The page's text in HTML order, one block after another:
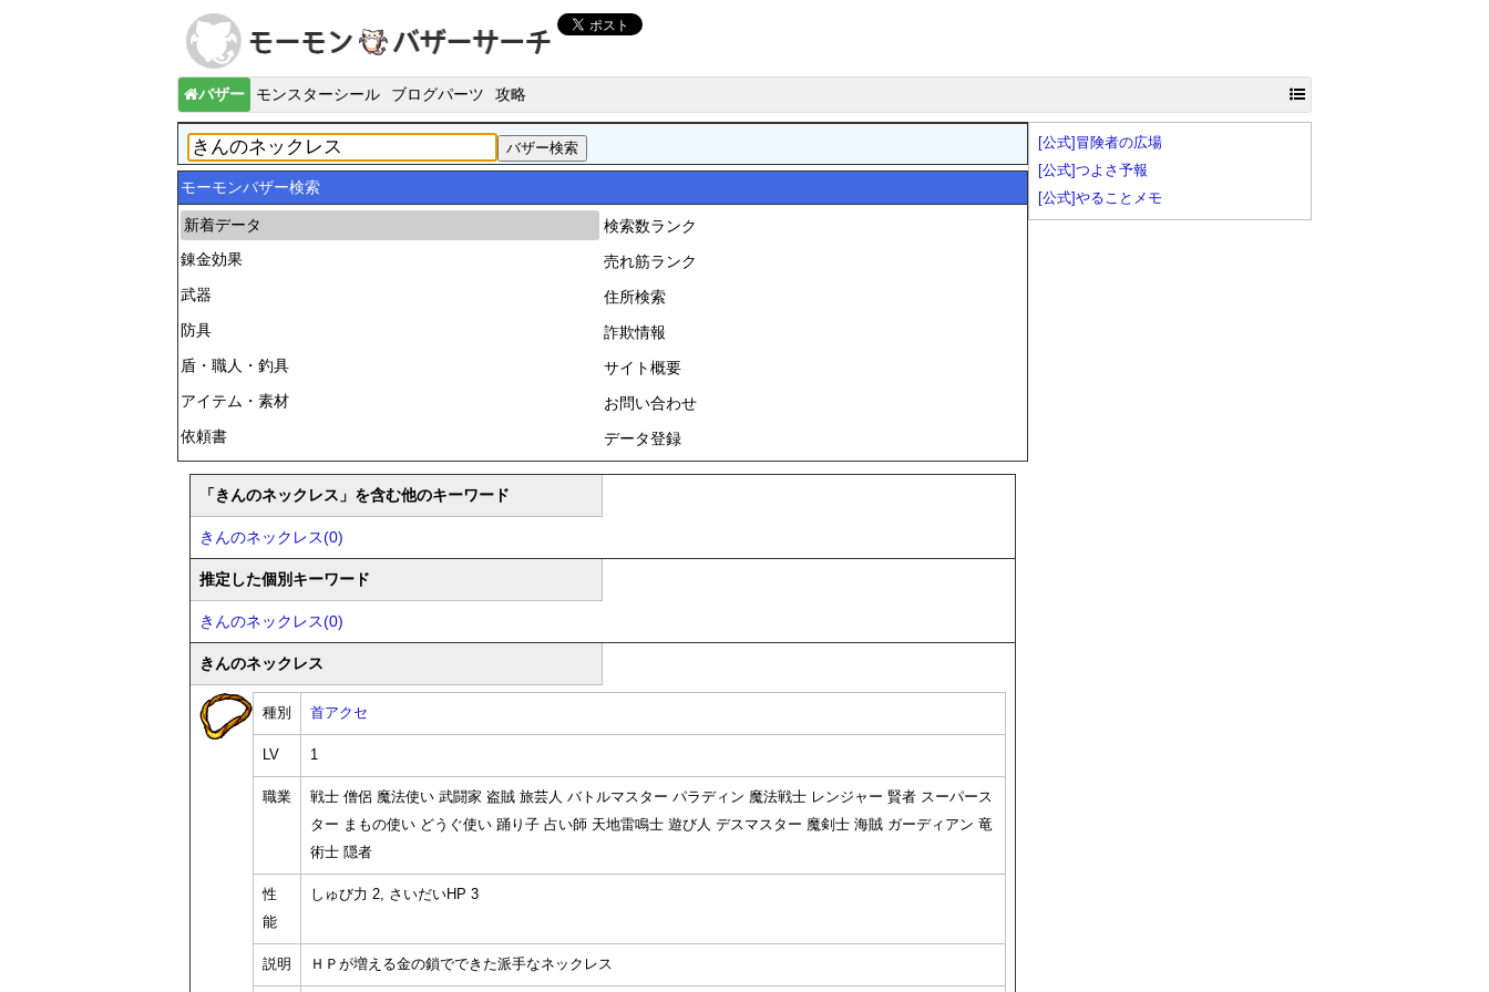
バザー モンスターシール ブログパーツ 攻略
モーモンバザー検索
新着データ
錬金効果
武器
防具
盾・職人・釣具
アイテム・素材
依頼書
検索数ランク
売れ筋ランク
住所検索
詐欺情報
サイト概要
お問い合わせ
データ登録
「きんのネックレス」を含む他のキーワード
きんのネックレス(0)
推定した個別キーワード
きんのネックレス(0)
きんのネックレス
種別 首アクセ
LV 1
職業
戦士 僧侶 魔法使い 武闘家 盗賊 旅芸人 バトルマスター パラディン 魔法戦士 レンジャー 賢者 スーパース
ター まもの使い どうぐ使い 踊り子 占い師 天地雷鳴士 遊び人 デスマスター 魔剣士 海賊 ガーディアン 竜
術士 隠者
性
能
しゅび力 2, さいだいHP 3
説明 ＨＰが増える金の鎖でできた派手なネックレス
[公式]冒険者の広場
[公式]つよさ予報
[公式]やることメモ